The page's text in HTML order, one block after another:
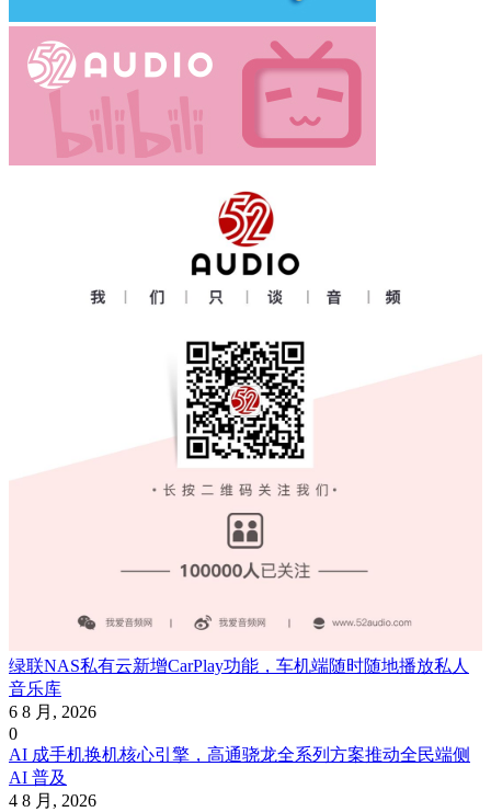
绿联NAS私有云新增CarPlay功能，车机端随时随地播放私人
音乐库
6 8 月, 2026
0
AI 成手机换机核心引擎，高通骁龙全系列方案推动全民端侧
AI 普及
4 8 月, 2026